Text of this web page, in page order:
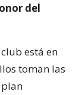
del
está en
toman las